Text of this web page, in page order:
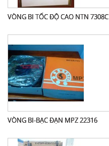
VÒNG BI TỐC ĐỘ CAO NTN 7308C
VÒNG BI-BẠC ĐẠN MPZ 22316